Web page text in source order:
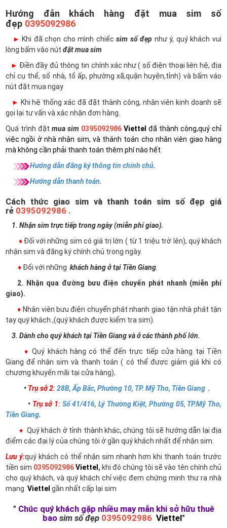
Hướng đẫn khách hàng đặt mua sim số
đẹp 0395092986
► Khi đã chọn cho mình chiếcsim số đẹp như ý, quý khách vui
lòng bấm vào nút đặt mua sim
► Điền đầy đủ thông tin chính xác như ( số điện thoại liên hệ, địa
chỉ cụ thể, số nhà, tổ ấp, phường xã,quận huyện,tỉnh) và bấm váo
nút đặt mua ngay
► Khi hệ thống xác đã đặt thành công, nhân viên kinh doanh sẽ
gọi lại tư vấn và xác nhận đơn hàng.
Quá trình đặt mua sim 0395092986 Viettel đã thành công,quý chỉ
việc ngồi ở nhà nhận sim, và thánh toán cho nhân viên giao hàng
mà không cần phải thanh toán thêm phí nào hết.
Hướng dẫn đăng ký thông tin chính chủ.
Hướng dẫn thanh toán.
Cách thức giao sim và thanh toán sim số đẹp giá
rẻ 0395092986 .
1. Nhận sim trực tiếp trong ngày (miễn phí giao).
♦ Đối với những sim có giá trị lớn ( từ 1 triệu trở lên), quý khách
nhận sim và đăng ký chính chủ trong ngày.
♦ Đối với những khách hàng ở tại Tiền Giang
2. Nhận qua đường bưu điện chuyển phát nhanh (miễn phí
giao).
♦ Nhân viên bưu điện chuyển phát nhanh giao tận nhà phát tận
tay quý khách ,(quý khách được kiểm tra sim).
3. Dành cho quý khách tại Tiền Giang và ở các thành phố lớn.
♦ Quý khách hàng có thể đến trực tiếp cửa hàng tại Tiền
Giang để nhận sim và thanh toán ( có thể được giảm giá khi có
chương khuyến mãi tại cửa hàng).
• Trụ sở 2:28B, Ấp Bắc, Phường 10, TP. Mỹ Tho, Tiền Giang .
• Trụ sở 1: Số 41/416, Lý Thường Kiệt, Phường 05, TP.Mỹ Tho,
Tiền Giang.
♦ Quý khách ở tỉnh thành khác, chúng tôi sẽ hướng dẫn lại địa
điểm các đại lý của chúng tôi ở gần quý khách nhất để nhận sim.
Lưu ý:quý khách có thể nhận sim nhanh hơn khi thanh toán trước
tiền sim 0395092986Viettel , khi đó chúng tôi sẽ vào tên chính chủ
cho quý khách, và quý khách chỉ việc đem chứng minh thư ra nhà
mạng Viettel gần nhất cấp lại sim
" Chúc quý khách gặp nhiều may mắn khi sở hữu thuê
bao sim số đẹp 0395092986 Viettel"